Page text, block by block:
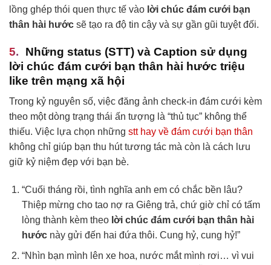
lồng ghép thói quen thực tế vào lời chúc đám cưới bạn
thân hài hước sẽ tạo ra độ tin cậy và sự gần gũi tuyệt đối.
Những status (STT) và Caption sử dụng
lời chúc đám cưới bạn thân hài hước triệu
like trên mạng xã hội
Trong kỷ nguyên số, việc đăng ảnh check-in đám cưới kèm
theo một dòng trạng thái ấn tượng là “thủ tục” không thể
thiếu. Việc lựa chọn những stt hay về đám cưới bạn thân
không chỉ giúp bạn thu hút tương tác mà còn là cách lưu
giữ kỷ niệm đẹp với bạn bè.
“Cuối tháng rồi, tình nghĩa anh em có chắc bền lâu?
Thiệp mừng cho tao nợ ra Giêng trả, chứ giờ chỉ có tấm
lòng thành kèm theo lời chúc đám cưới bạn thân hài
hướcnày gửi đến hai đứa thôi. Cung hỷ, cung hỷ!”
“Nhìn bạn mình lên xe hoa, nước mắt mình rơi… vì vui